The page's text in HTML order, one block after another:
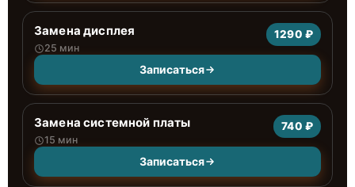
Замена дисплея
25 мин
1290 ₽
Записаться
Замена системной платы
15 мин
740 ₽
Записаться